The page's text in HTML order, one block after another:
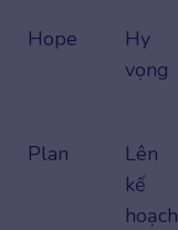
Hope
Hy
vọng
Plan
Lên
kế
hoạch